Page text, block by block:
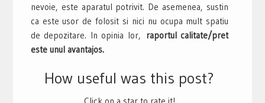
nevoie, este aparatul potrivit. De asemenea, sustin
ca este usor de folosit si nici nu ocupa mult spatiu
de depozitare. In opinia lor, raportul calitate/pret
este unul avantajos.
How useful was this post?